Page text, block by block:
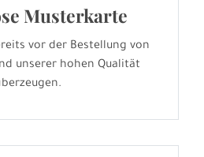
Musterkarte
vor der Bestellung von
unserer hohen Qualität